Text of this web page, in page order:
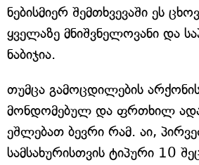
ნებისმიერ შემთხვევაში ეს
ყველაზე მნიშვნელოვანი და
ნაბიჯია.
თუმცა გამოცდილების
მონდომებულ და ფრთხილ
ეშლებათ ბევრი რამ. აი,
სამსახურისთვის ტიპური 10